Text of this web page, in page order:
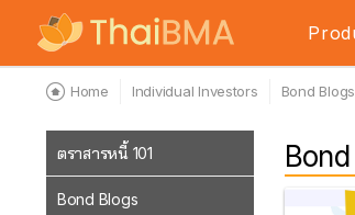
Home Individual Investors Bond Blogs
ตราสารหนี้ 101
Bond Blogs